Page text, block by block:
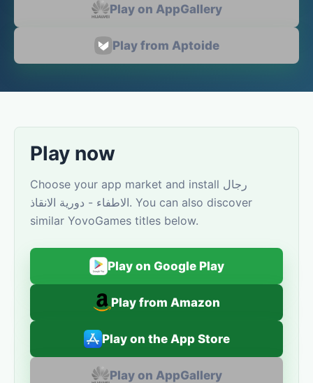
Play on AppGallery
Play from Aptoide
Play now
Choose your app market and install رجال
الاطفاء - دورية الانقاذ. You can also discover
similar YovoGames titles below.
Play on Google Play
Play from Amazon
Play on the App Store
Play on AppGallery